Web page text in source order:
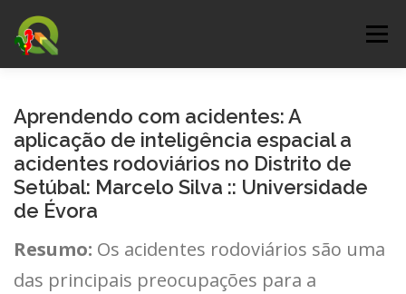
para
conteúdo
Menu
CERTIFICAÇÃO COMO PARTICIPAR
Aprendendo com acidentes: A
aplicação de inteligência espacial a
acidentes rodoviários no Distrito de
Setúbal: Marcelo Silva :: Universidade
de Évora
Resumo: Os acidentes rodoviários são uma
das principais preocupações para a